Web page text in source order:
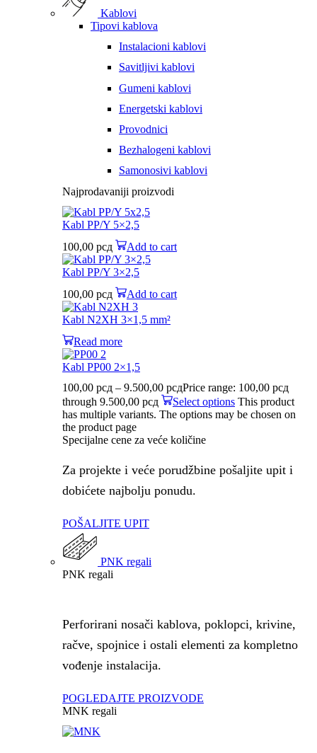
Kablovi
Tipovi kablova
Instalacioni kablovi
Savitljivi kablovi
Gumeni kablovi
Energetski kablovi
Provodnici
Bezhalogeni kablovi
Samonosivi kablovi
Najprodavaniji proizvodi
Kabl PP/Y 5×2,5
100,00 рсд Add to cart
Kabl PP/Y 3×2,5
100,00 рсд Add to cart
Kabl N2XH 3×1,5 mm²
Read more
Kabl PP00 2×1,5
100,00 рсд – 9.500,00 рсдPrice range: 100,00 рсд
through 9.500,00 рсд
Select options This product
has multiple variants. The options may be chosen on
the product page
Specijalne cene za veće količine
Za projekte i veće porudžbine pošaljite upit i
dobićete najbolju ponudu.
POŠALJITE UPIT
PNK regali
PNK regali
Perforirani nosači kablova, poklopci, krivine,
račve, spojnice i ostali elementi za kompletno
vođenje instalacija.
POGLEDAJTE PROIZVODE
MNK regali